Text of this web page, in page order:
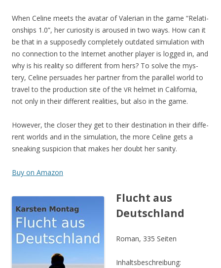
When Celi­ne meets the ava­tar of Vale­ri­an in the game “Rela­ti­
onships 1.0”, her curio­si­ty is arou­sed in two ways. How can it
be that in a sup­po­sedly com­ple­te­ly out­da­ted simu­la­ti­on with
no con­nec­tion to the Inter­net ano­ther play­er is log­ged in, and
why is his rea­li­ty so dif­fe­rent from hers? To sol­ve the mys­
tery, Celi­ne per­sua­des her part­ner from the par­al­lel world to
tra­vel to the pro­duc­tion site of the VR hel­met in Cali­for­nia,
not only in their dif­fe­rent rea­li­ties, but also in the game.
Howe­ver, the clo­ser they get to their desti­na­ti­on in their dif­fe­
rent worlds and in the simu­la­ti­on, the more Celi­ne gets a
snea­king sus­pi­ci­on that makes her doubt her sanity.
Buy on Amazon
Flucht aus
Deutschland
Roman, 335 Seiten
Inhalts­be­schrei­bung: